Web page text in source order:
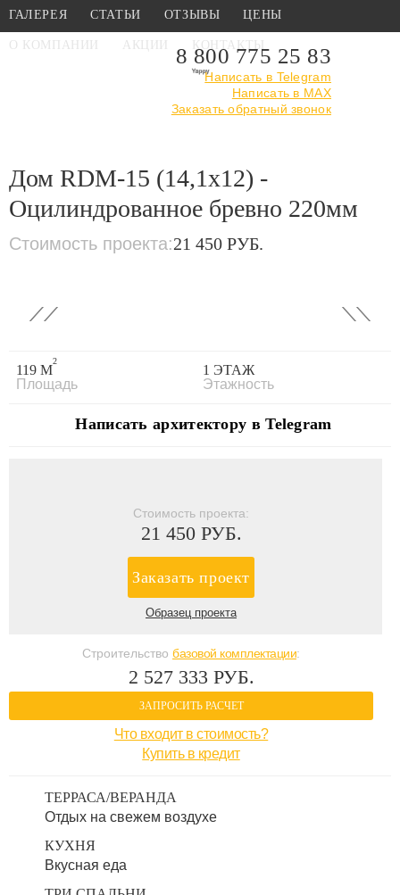
ГАЛЕРЕЯ СТАТЬИ ОТЗЫВЫ ЦЕНЫ
О КОМПАНИИ АКЦИИ КОНТАКТЫ
8 800 775 25 83
Написать в Telegram
Написать в MAX
Заказать обратный звонок
Проекты деревянных домов ›
Дом RDM-15
Дом RDM-15 (14,1x12) -
Оцилиндрованное бревно 220мм
Стоимость проекта:21 450 РУБ.
‹ ›
119 М
2
Площадь
1 ЭТАЖ
Этажность
Написать архитектору в Telegram
Стоимость проекта:
21 450 РУБ.
Заказать проект
Образец проекта
Строительство базовой комплектации:
2 527 333 РУБ.
ЗАПРОСИТЬ РАСЧЕТ
Что входит в стоимость?
Купить в кредит
ТЕРРАСА/ВЕРАНДА
Отдых на свежем воздухе
КУХНЯ
Вкусная еда